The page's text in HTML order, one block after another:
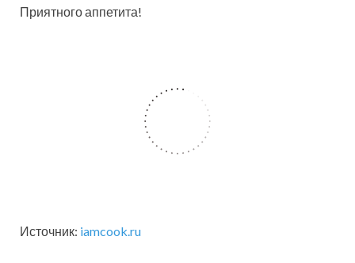
Приятного аппетита!
Источник: iamcook.ru